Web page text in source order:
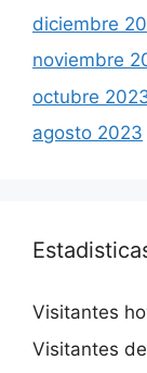
diciembre
noviembre
octubre
agosto 2023
Visitantes
Visitantes